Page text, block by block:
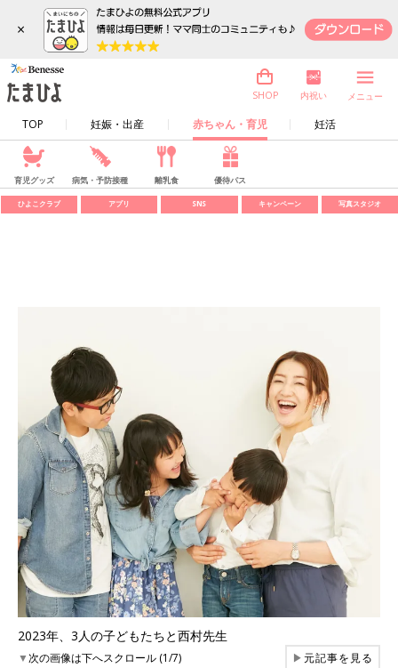
×
TOP 妊娠・出産 赤ちゃん・育児 妊活
SHOP 内祝い メニュー
育児グッズ 病気・予防接種 離乳食 優待パス
ひよこクラブ アプリ SNS キャンペーン 写真スタジオ
2023年、3人の子どもたちと西村先生
▼次の画像は下へスクロール (1/7) ▶元記事を見る